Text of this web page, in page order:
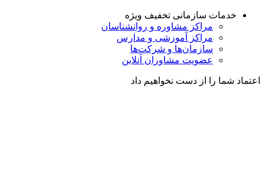
خدمات سازمانی تخفیف ویژه
مراکز مشاوره و روانشناسان
مراکز آموزشی و مدارس
سازمان‌ها و شرکت‌ها
عضویت مشاوران آنلاین
اعتماد شما را از دست نخواهیم داد